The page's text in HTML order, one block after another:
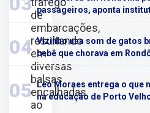
de
embarcações,
resultando
em
diversas
balsas
encalhadas
ao
passageiros, aponta
04 Vizinho usa som de gatos
bebê que chorava em
05
Léo Moraes entrega o que
na educação de Porto